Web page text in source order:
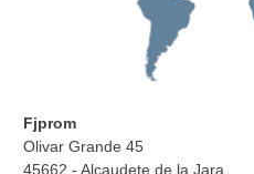
Fjprom
Olivar Grande 45
45662 - Alcaudete de la Jara